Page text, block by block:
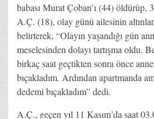
babası Murat Çoban’ı (44) öldürüp,
A.Ç. (18), olay günü ailesinin
belirterek, “Olayın yaşandığı gün
meselesinden dolayı tartışma oldu.
birkaç saat geçtikten sonra önce
bıçakladım. Ardından apartmanda
dedemi bıçakladım” dedi.
A.Ç., geçen yıl 11 Kasım’da saat